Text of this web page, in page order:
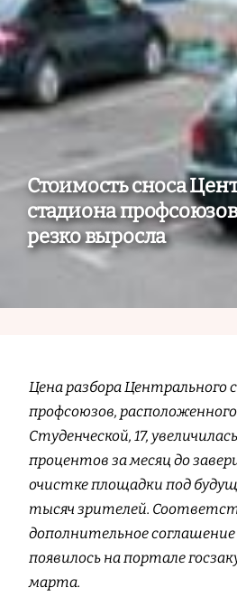
Стоимость сноса
стадиона
резко выросла
Цена разбора Центрального
профсоюзов,
Студенческой, 17,
процентов за месяц до
очистке площадки под
тысяч зрителей.
дополнительное соглашение
появилось на портале
марта.